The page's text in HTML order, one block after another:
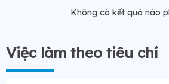
Không có kết quả nào
Việc làm theo tiêu chí